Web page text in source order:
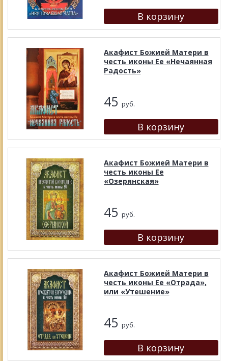
Акафист Божией Матери в
честь иконы Ее «Нечаянная
Радость»
45 руб.
Акафист Божией Матери в
честь иконы Ее
«Озерянская»
45 руб.
Акафист Божией Матери в
честь иконы Ее «Отрада»,
или «Утешение»
45 руб.